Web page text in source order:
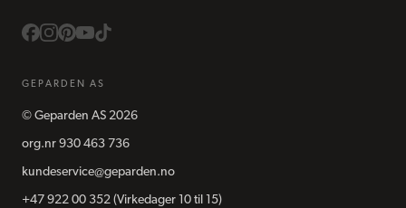
GEPARDEN AS
© Geparden AS 2026
org.nr 930 463 736
kundeservice@geparden.no
+47 922 00 352 (Virkedager 10 til 15)